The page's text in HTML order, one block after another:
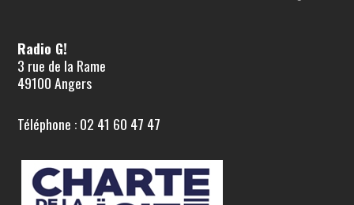
Radio G!
3 rue de la Rame
49100 Angers
Téléphone : 02 41 60 47 47